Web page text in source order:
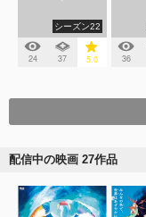
シーズン22
24 37 5.0 36
配信中の映画 27作品